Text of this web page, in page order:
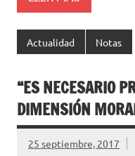
Actualidad Notas
“ES NECESARIO
DIMENSIÓN
25 septiembre, 2017